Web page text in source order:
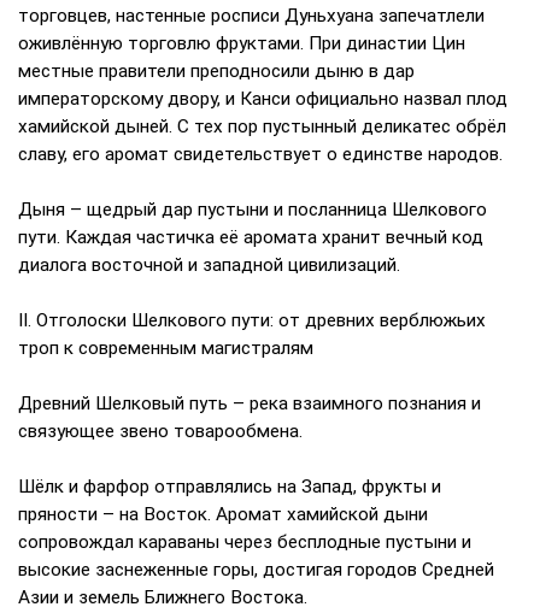
торговцев, настенные росписи Дуньхуана запечатлели
оживлённую торговлю фруктами. При династии Цин
местные правители преподносили дыню в дар
императорскому двору, и Канси официально назвал плод
хамийской дыней. С тех пор пустынный деликатес обрёл
славу, его аромат свидетельствует о единстве народов.
Дыня – щедрый дар пустыни и посланница Шелкового
пути. Каждая частичка её аромата хранит вечный код
диалога восточной и западной цивилизаций.
II. Отголоски Шелкового пути: от древних верблюжьих
троп к современным магистралям
Древний Шелковый путь – река взаимного познания и
связующее звено товарообмена.
Шёлк и фарфор отправлялись на Запад, фрукты и
пряности – на Восток. Аромат хамийской дыни
сопровождал караваны через бесплодные пустыни и
высокие заснеженные горы, достигая городов Средней
Азии и земель Ближнего Востока.